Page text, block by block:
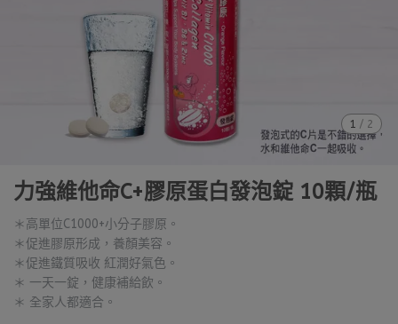
1 / 2
力強維他命C+膠原蛋白發泡錠 10顆/瓶
＊高單位C1000+小分子膠原。
＊促進膠原形成，養顏美容。
＊促進鐵質吸收 紅潤好氣色。
＊ 一天一錠，健康補給飲。
＊ 全家人都適合。